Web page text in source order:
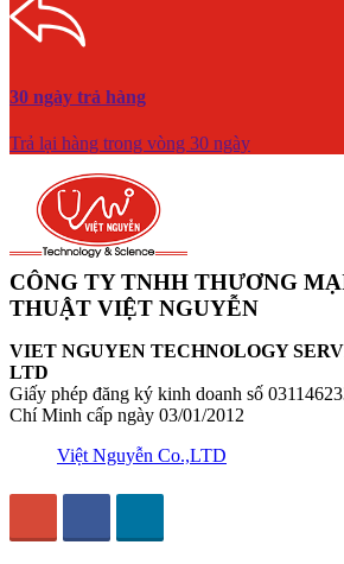
30 ngày trả hàng
Trả lại hàng trong vòng 30 ngày
CÔNG TY TNHH THƯƠNG
THUẬT VIỆT NGUYỄN
VIET NGUYEN TECHNOLOGY
LTD
Giấy phép đăng ký kinh doanh số
Chí Minh cấp ngày 03/01/2012
Việt Nguyễn Co.,LTD